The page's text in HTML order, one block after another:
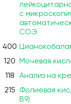
с
СОЭ
400
120 Мочевая
118 Анализ на
215 Фолиевая
В9)